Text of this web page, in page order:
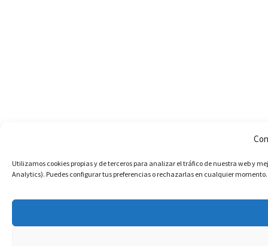
Utilizamos cookies propias y de terceros para analizar el tráfico de nuestra web y
Analytics). Puedes configurar tus preferencias o rechazarlas en cualquier momento.